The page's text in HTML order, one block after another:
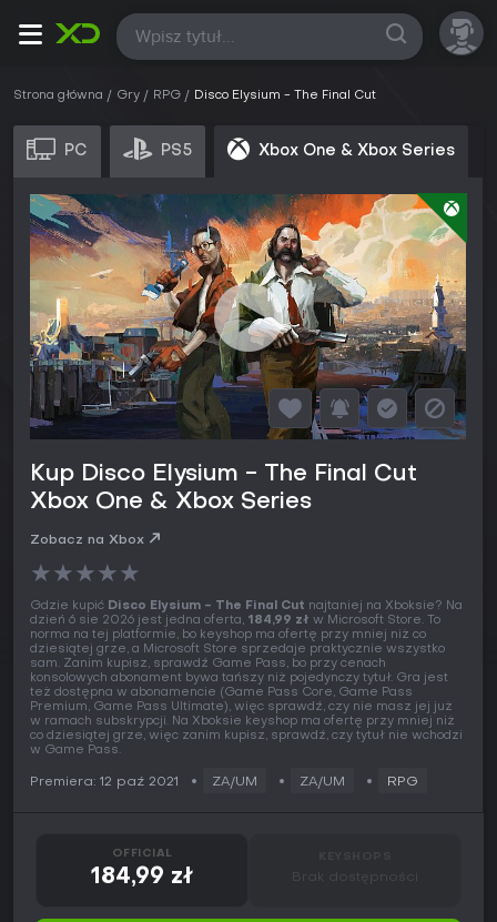
Wszystkie
Strona główna Gry RPG Disco Elysium - The Final Cut
PC PS5 Xbox One & Xbox Series
Kup Disco Elysium - The Final Cut
Xbox One & Xbox Series
Zobacz na Xbox
★★★★★
Gdzie kupić Disco Elysium - The Final Cut najtaniej na Xboksie? Na
dzień 6 sie 2026 jest jedna oferta, 184,99 zł w Microsoft Store. To
norma na tej platformie, bo keyshop ma ofertę przy mniej niż co
dziesiątej grze, a Microsoft Store sprzedaje praktycznie wszystko
sam. Zanim kupisz, sprawdź Game Pass, bo przy cenach
konsolowych abonament bywa tańszy niż pojedynczy tytuł. Gra jest
też dostępna w abonamencie (Game Pass Core, Game Pass
Premium, Game Pass Ultimate), więc sprawdź, czy nie masz jej już
w ramach subskrypcji. Na Xboksie keyshop ma ofertę przy mniej niż
co dziesiątej grze, więc zanim kupisz, sprawdź, czy tytuł nie wchodzi
w Game Pass.
Premiera: 12 paź 2021 ZA/UM ZA/UM RPG
OFFICIAL
184,99 zł Brak dostępności